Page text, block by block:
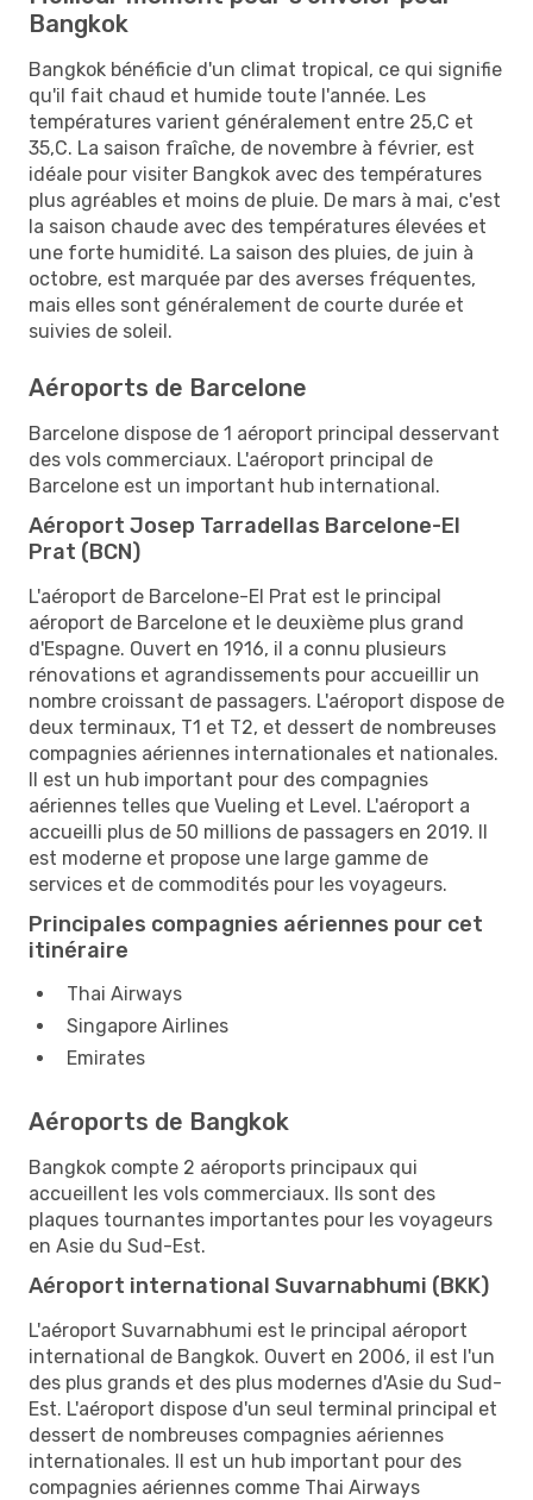
Bangkok
Bangkok bénéficie d'un climat tropical, ce qui signifie
qu'il fait chaud et humide toute l'année. Les
températures varient généralement entre 25,C et
35,C. La saison fraîche, de novembre à février, est
idéale pour visiter Bangkok avec des températures
plus agréables et moins de pluie. De mars à mai, c'est
la saison chaude avec des températures élevées et
une forte humidité. La saison des pluies, de juin à
octobre, est marquée par des averses fréquentes,
mais elles sont généralement de courte durée et
suivies de soleil.
Aéroports de Barcelone
Barcelone dispose de 1 aéroport principal desservant
des vols commerciaux. L'aéroport principal de
Barcelone est un important hub international.
Aéroport Josep Tarradellas Barcelone-El
Prat (BCN)
L'aéroport de Barcelone-El Prat est le principal
aéroport de Barcelone et le deuxième plus grand
d'Espagne. Ouvert en 1916, il a connu plusieurs
rénovations et agrandissements pour accueillir un
nombre croissant de passagers. L'aéroport dispose de
deux terminaux, T1 et T2, et dessert de nombreuses
compagnies aériennes internationales et nationales.
Il est un hub important pour des compagnies
aériennes telles que Vueling et Level. L'aéroport a
accueilli plus de 50 millions de passagers en 2019. Il
est moderne et propose une large gamme de
services et de commodités pour les voyageurs.
Principales compagnies aériennes pour cet
itinéraire
Thai Airways
Singapore Airlines
Emirates
Aéroports de Bangkok
Bangkok compte 2 aéroports principaux qui
accueillent les vols commerciaux. Ils sont des
plaques tournantes importantes pour les voyageurs
en Asie du Sud-Est.
Aéroport international Suvarnabhumi (BKK)
L'aéroport Suvarnabhumi est le principal aéroport
international de Bangkok. Ouvert en 2006, il est l'un
des plus grands et des plus modernes d'Asie du Sud-
Est. L'aéroport dispose d'un seul terminal principal et
dessert de nombreuses compagnies aériennes
internationales. Il est un hub important pour des
compagnies aériennes comme Thai Airways